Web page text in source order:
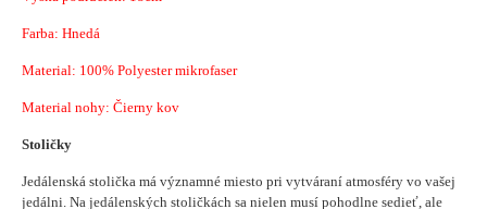
Farba: Hnedá
Material: 100% Polyester mikrofaser
Material nohy: Čierny kov
Stoličky
Jedálenská stolička má významné miesto pri vytváraní atmosféry vo vašej
jedálni. Na jedálenských stoličkách sa nielen musí pohodlne sedieť, ale